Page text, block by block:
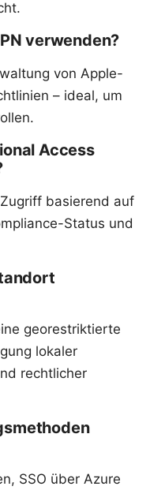
verwenden?
von Apple-
– ideal, um
Access
basierend auf
Status und
georestriktierte
lokaler
rechtlicher
SSO über Azure